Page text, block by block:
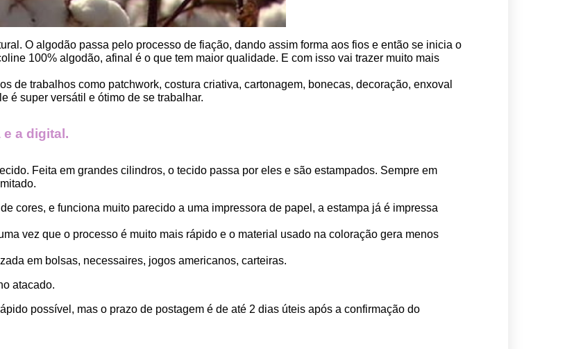
O algodão passa pelo processo de fiação, dando assim forma aos fios e então se inicia o
100% algodão, afinal é o que tem maior qualidade. E com isso vai trazer muito mais
de trabalhos como patchwork, costura criativa, cartonagem, bonecas, decoração, enxoval
é super versátil e ótimo de se trabalhar.
a digital.
Feita em grandes cilindros, o tecido passa por eles e são estampados. Sempre em
cores, e funciona muito parecido a uma impressora de papel, a estampa já é impressa
vez que o processo é muito mais rápido e o material usado na coloração gera menos
em bolsas, necessaires, jogos americanos, carteiras.
atacado.
possível, mas o prazo de postagem é de até 2 dias úteis após a confirmação do